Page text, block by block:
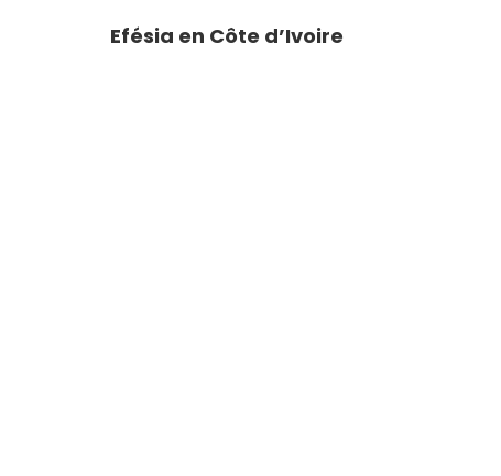
Efésia en Côte d’Ivoire